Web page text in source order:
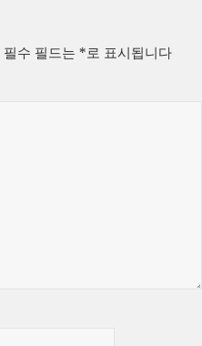
필수 필드는 *로 표시됩니다